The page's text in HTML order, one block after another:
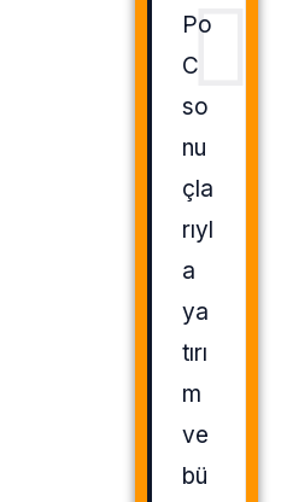
Po
C
so
nu
çla
rıyl
a
ya
tırı
m
ve
bü